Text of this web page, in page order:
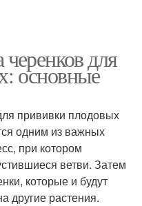
черенков для
основные
прививки плодовых
одним из важных
при котором
ветви. Затем
которые и будут
другие растения.